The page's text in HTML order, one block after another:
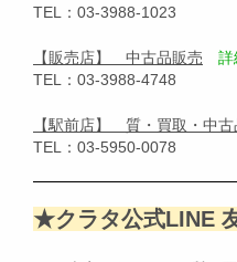
TEL：03-3988-1023
【販売店】 中古品販売
詳
TEL：03-3988-4748
【駅前店】 質・買取・中古
TEL：03-5950-0078
★クラタ公式LINE